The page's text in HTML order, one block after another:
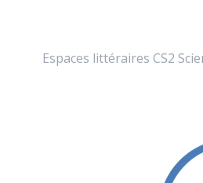
Espaces littéraires CS2